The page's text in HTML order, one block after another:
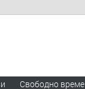
Свободно време